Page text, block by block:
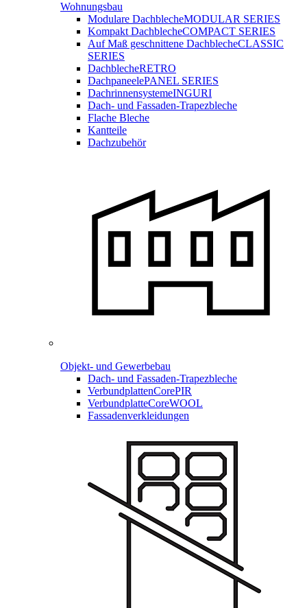
Wohnungsbau
Modulare DachblecheMODULAR SERIES
Kompakt DachblecheCOMPACT SERIES
Auf Maß geschnittene DachblecheCLASSIC
SERIES
DachblecheRETRO
DachpaneelePANEL SERIES
DachrinnensystemeINGURI
Dach- und Fassaden-Trapezbleche
Flache Bleche
Kantteile
Dachzubehör
Objekt- und Gewerbebau
Dach- und Fassaden-Trapezbleche
VerbundplattenCorePIR
VerbundplatteCoreWOOL
Fassadenverkleidungen